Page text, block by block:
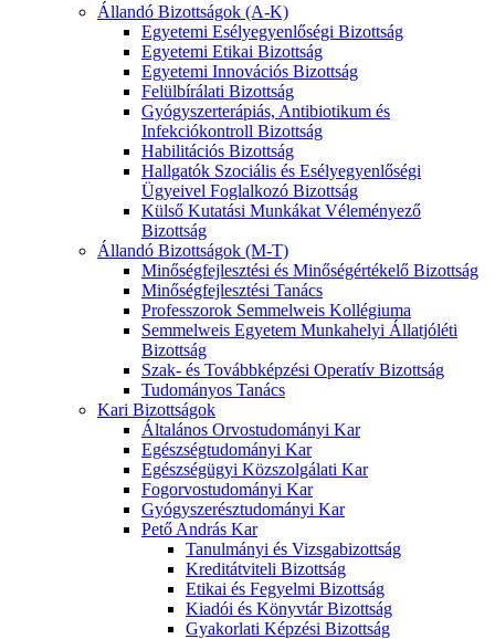
Állandó Bizottságok (A-K)
Egyetemi Esélyegyenlőségi Bizottság
Egyetemi Etikai Bizottság
Egyetemi Innovációs Bizottság
Felülbírálati Bizottság
Gyógyszerterápiás, Antibiotikum és
Infekciókontroll Bizottság
Habilitációs Bizottság
Hallgatók Szociális és Esélyegyenlőségi
Ügyeivel Foglalkozó Bizottság
Külső Kutatási Munkákat Véleményező
Bizottság
Állandó Bizottságok (M-T)
Minőségfejlesztési és Minőségértékelő Bizottság
Minőségfejlesztési Tanács
Professzorok Semmelweis Kollégiuma
Semmelweis Egyetem Munkahelyi Állatjóléti
Bizottság
Szak- és Továbbképzési Operatív Bizottság
Tudományos Tanács
Kari Bizottságok
Általános Orvostudományi Kar
Egészségtudományi Kar
Egészségügyi Közszolgálati Kar
Fogorvostudományi Kar
Gyógyszerésztudományi Kar
Pető András Kar
Tanulmányi és Vizsgabizottság
Kreditátviteli Bizottság
Etikai és Fegyelmi Bizottság
Kiadói és Könyvtár Bizottság
Gyakorlati Képzési Bizottság